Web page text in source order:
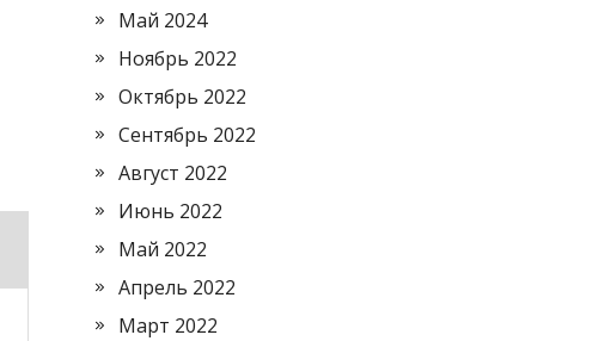
Май 2024
Ноябрь 2022
Октябрь 2022
Сентябрь 2022
Август 2022
Июнь 2022
Май 2022
Апрель 2022
Март 2022